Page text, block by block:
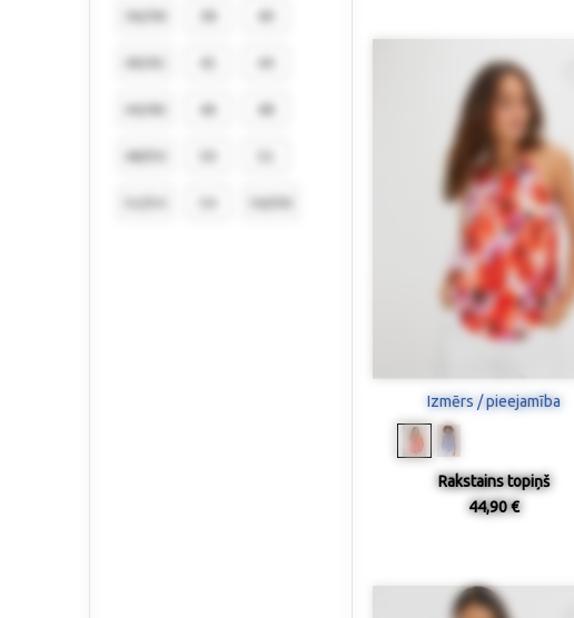
Izmērs / pieejamība
Rakstains topiņš
44,90 €